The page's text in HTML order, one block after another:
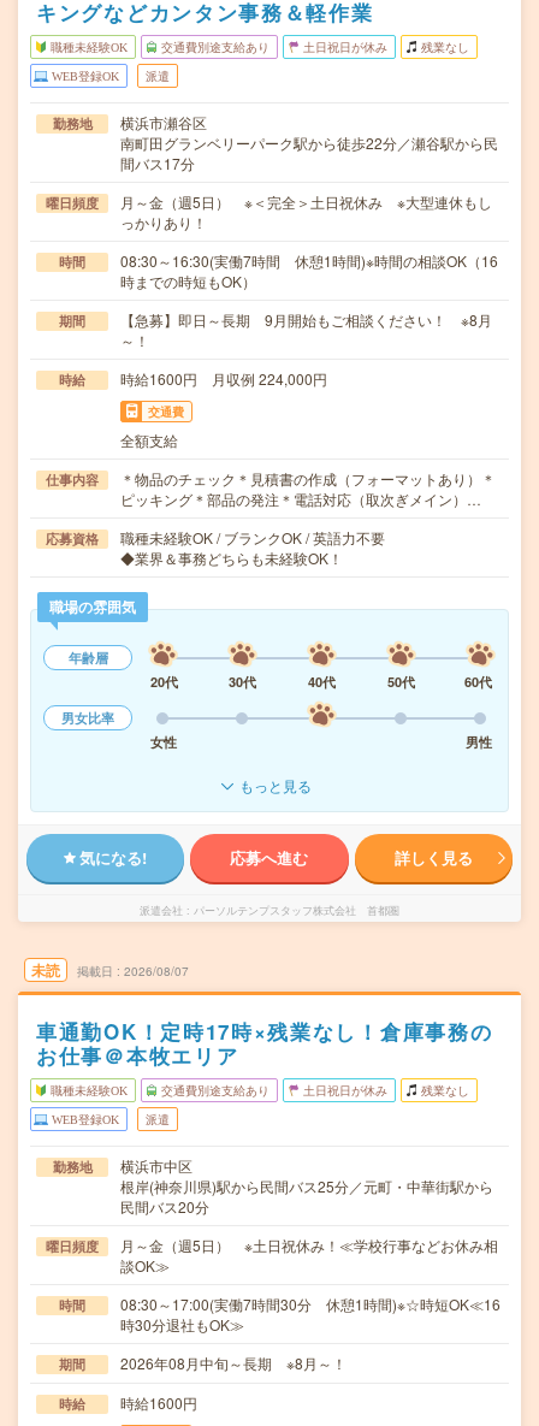
キングなどカンタン事務＆軽作業
職種未経験OK 交通費別途支給あり 土日祝日が休み 残業なし
WEB登録OK 派遣
勤務地
横浜市瀬谷区
南町田グランベリーパーク駅から徒歩22分／瀬谷駅から民
間バス17分
曜日頻度
月～金（週5日） ※＜完全＞土日祝休み ※大型連休もし
っかりあり！
時間
08:30～16:30(実働7時間 休憩1時間)※時間の相談OK（16
時までの時短もOK）
期間
【急募】即日～長期 9月開始もご相談ください！ ※8月
～！
時給 時給1600円 月収例 224,000円
交通費
全額支給
仕事内容
＊物品のチェック＊見積書の作成（フォーマットあり）＊
ピッキング＊部品の発注＊電話対応（取次ぎメイン）…
応募資格
職種未経験OK / ブランクOK / 英語力不要
◆業界＆事務どちらも未経験OK！
職場の雰囲気
年齢層
20代
30代 40代 50代
60代
男女比率
女性
男性
もっと見る
気になる! 応募へ進む 詳しく見る
派遣会社 パーソルテンプスタッフ株式会社 首都圏
未読 掲載日 2026/08/07
車通勤OK！定時17時×残業なし！倉庫事務の
お仕事＠本牧エリア
職種未経験OK 交通費別途支給あり 土日祝日が休み 残業なし
WEB登録OK 派遣
勤務地
横浜市中区
根岸(神奈川県)駅から民間バス25分／元町・中華街駅から
民間バス20分
曜日頻度
月～金（週5日） ※土日祝休み！≪学校行事などお休み相
談OK≫
時間
08:30～17:00(実働7時間30分 休憩1時間)※☆時短OK≪16
時30分退社もOK≫
期間 2026年08月中旬～長期 ※8月～！
時給 時給1600円